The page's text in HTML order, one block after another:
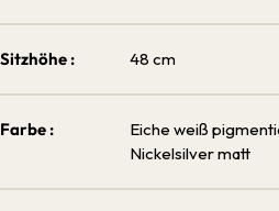
Sitzhöhe : 48 cm
Farbe : Eiche weiß
Nickelsilver matt